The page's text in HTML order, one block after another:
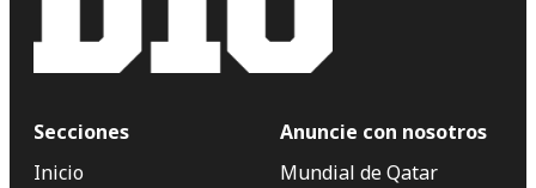
Secciones
Inicio
Anuncie con nosotros
Mundial de Qatar